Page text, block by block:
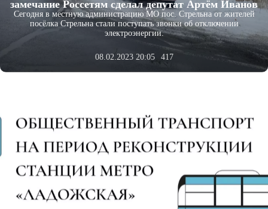
замечание Россетям сделал депутат Артём Иванов
Сегодня в местную администрацию МО пос. Стрельна от жителей
посёлка Стрельна стали поступать звонки об отключении
электроэнергии.
08.02.2023 20:05 417